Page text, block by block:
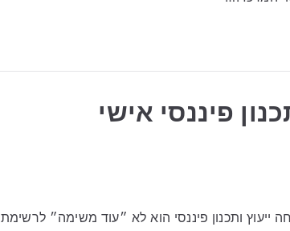
פיננסי אישי
ייעוץ ותכנון פיננסי הוא לא ״עוד משימה״ לרשימת